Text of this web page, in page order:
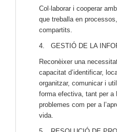
Col·laborar i cooperar
que treballa en
compartits.
4. GESTIÓ DE LA
Reconèixer una
capacitat d’identificar,
organitzar, comunicar i
forma efectiva, tant per a
problemes com per a
vida.